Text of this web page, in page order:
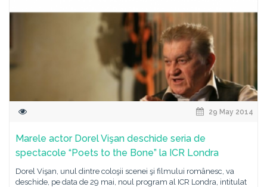
29 May 2014
Marele actor Dorel Vişan deschide seria de
spectacole “Poets to the Bone” la ICR Londra
Dorel Vişan, unul dintre coloşii scenei şi filmului românesc, va
deschide, pe data de 29 mai, noul program al ICR Londra, intitulat